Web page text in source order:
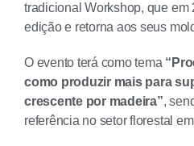
tradicional Workshop, que em
edição e retorna aos seus
O evento terá como tema
como produzir mais para
crescente por madeira”,
referência no setor florestal